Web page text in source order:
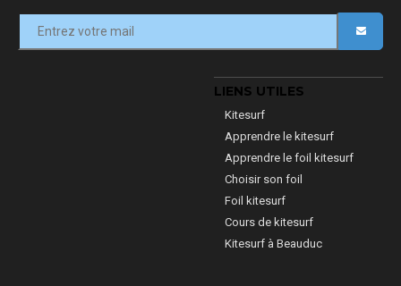
LIENS UTILES
Kitesurf
Apprendre le kitesurf
Apprendre le foil kitesurf
Choisir son foil
Foil kitesurf
Cours de kitesurf
Kitesurf à Beauduc